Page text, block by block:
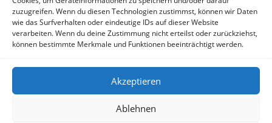
zuzugreifen. Wenn du diesen Technologien zustimmst, können wir Daten
wie das Surfverhalten oder eindeutige IDs auf dieser Website
verarbeiten. Wenn du deine Zustimmung nicht erteilst oder zurückziehst,
können bestimmte Merkmale und Funktionen beeinträchtigt werden.
Akzeptieren
Ablehnen